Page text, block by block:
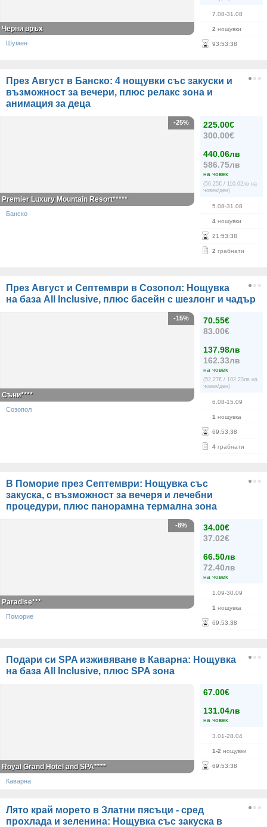
7.08-31.08
2 нощувки
93:53:38
Черни връх
Шумен
През Август в Банско: 4 нощувки със закуски и
възможност за вечери, плюс релакс зона и
анимация за деца
225.00€
300.00€
440.06лв
586.75лв
на човек
(56.25€ / 110.02лв на
човек/ден)
5.08-31.08
4 нощувки
21 :53:38
2 грабнати
-25%
Premier Luxury Mountain Resort*****
Банско
През Август и Септември в Созопол: Нощувка
на база All Inclusive, плюс басейн с шезлонг и чадър
70.55€
83.00€
137.98лв
162.33лв
на човек
(52.27€ / 102.23лв на
човек/ден)
6.08-15.09
1 нощувка
69:53:38
4 грабнати
-15%
Съни****
Созопол
В Поморие през Септември: Нощувка със
закуска, с възможност за вечеря и лечебни
процедури, плюс панорамна термална зона
34.00€
37.02€
66.50лв
72.40лв
на човек
1.09-30.09
1 нощувка
69:53:38
-8%
Paradise***
Поморие
Подари си SPA изживяване в Каварна: Нощувка
на база All Inclusive, плюс SPA зона
67.00€
131.04лв
на човек
3.01-28.04
1-2 нощувки
69:53:38
Royal Grand Hotel and SPA****
Каварна
Лято край морето в Златни пясъци - сред
прохлада и зеленина: Нощувка със закуска в